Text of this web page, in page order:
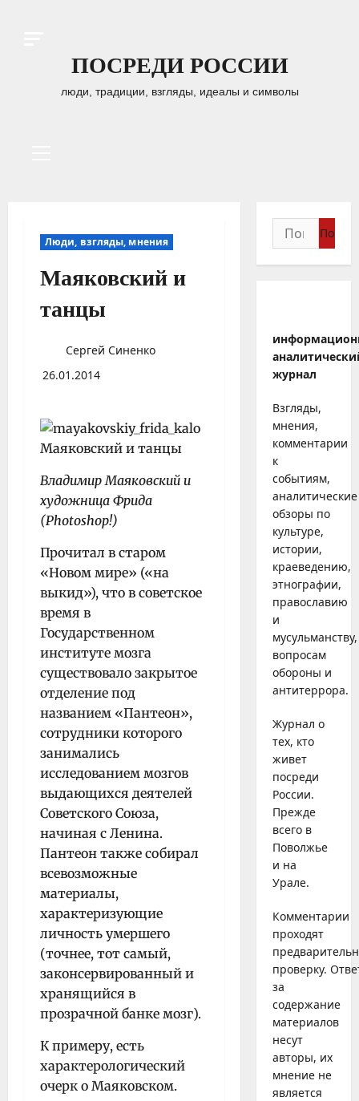
ПОСРЕДИ РОССИИ
люди, традиции, взгляды, идеалы и символы
Люди, взгляды, мнения
Маяковский и
танцы
Сергей Синенко
26.01.2014
Владимир Маяковский и
художница Фрида
(Photoshop!)
Прочитал в старом
«Новом мире» («на
выкид»), что в советское
время в
Государственном
институте мозга
существовало закрытое
отделение под
названием «Пантеон»,
сотрудники которого
занимались
исследованием мозгов
выдающихся деятелей
Советского Союза,
начиная с Ленина.
Пантеон также собирал
всевозможные
материалы,
характеризующие
личность умершего
(точнее, тот самый,
законсервированный и
хранящийся в
прозрачной банке мозг).
К примеру, есть
характерологический
очерк о Маяковском.
Найти:
журнал
Взгляды,
мнения,
комментарии
к
событиям,
аналитические
обзоры по
культуре,
истории,
краеведению,
этнографии,
православию
и
мусульманству,
вопросам
обороны и
антитеррора.
Журнал о
тех, кто
живет
посреди
России.
Прежде
всего в
Поволжье
и на
Урале.
Комментарии
проходят
проверку.
за
содержание
материалов
несут
авторы, их
мнение не
является